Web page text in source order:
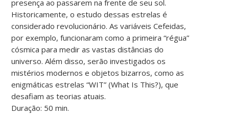
presença ao passarem na frente de seu sol.
Historicamente, o estudo dessas estrelas é
considerado revolucionário. As variáveis Cefeidas,
por exemplo, funcionaram como a primeira “régua”
cósmica para medir as vastas distâncias do
universo. Além disso, serão investigados os
mistérios modernos e objetos bizarros, como as
enigmáticas estrelas “WIT” (What Is This?), que
desafiam as teorias atuais.
Duração: 50 min.